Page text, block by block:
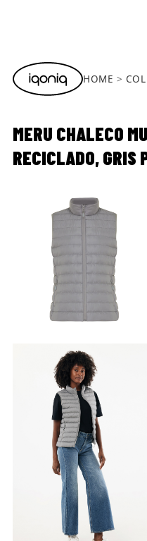
HOME
MERU CHALECO
RECICLADO, GRIS